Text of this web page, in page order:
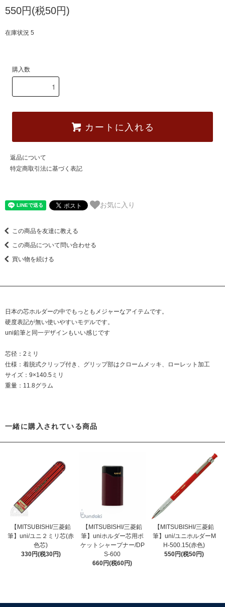
550円(税50円)
在庫状況 5
購入数
カートに入れる
返品について
特定商取引法に基づく表記
お気に入り
この商品を友達に教える
この商品について問い合わせる
買い物を続ける
日本の芯ホルダーの中でもっともメジャーなアイテムです。
硬度表記が無い使いやすいモデルです。
uni鉛筆と同一デザインもいい感じです
芯径：2ミリ
仕様：着脱式クリップ付き、グリップ部はクロームメッキ、ローレット加工
サイズ：9×140.5ミリ
重量：11.8グラム
一緒に購入されている商品
【MITSUBISHI/三菱鉛
筆】uni/ユニ２ミリ芯(赤
色芯)
330円(税30円)
【MITSUBISHI/三菱鉛
筆】uniホルダー芯用ポ
ケットシャープナー/DP
S-600
660円(税60円)
【MITSUBISHI/三菱鉛
筆】uni/ユニホルダーM
H-500.15(赤色)
550円(税50円)